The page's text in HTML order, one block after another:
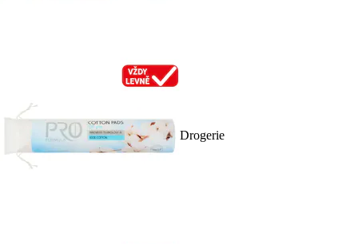
Drogerie